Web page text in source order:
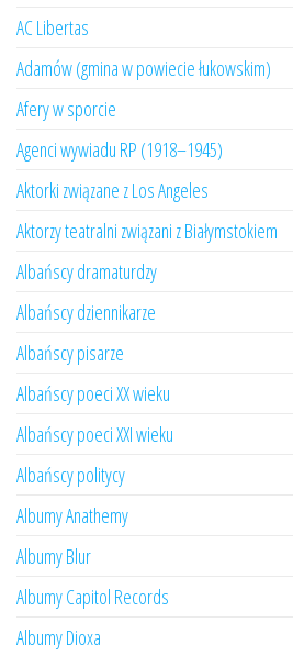
AC Libertas
Adamów (gmina w powiecie łukowskim)
Afery w sporcie
Agenci wywiadu RP (1918–1945)
Aktorki związane z Los Angeles
Aktorzy teatralni związani z Białymstokiem
Albańscy dramaturdzy
Albańscy dziennikarze
Albańscy pisarze
Albańscy poeci XX wieku
Albańscy poeci XXI wieku
Albańscy politycy
Albumy Anathemy
Albumy Blur
Albumy Capitol Records
Albumy Dioxa